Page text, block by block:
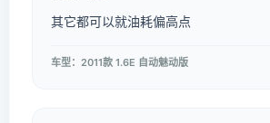
其它都可以就油耗偏高点
车型：2011款 1.6E 自动魅动版